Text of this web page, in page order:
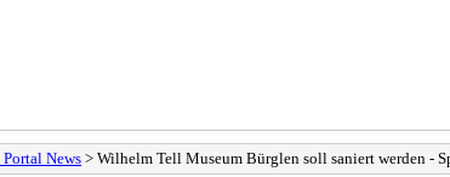
News > Wilhelm Tell Museum Bürglen soll saniert werden -